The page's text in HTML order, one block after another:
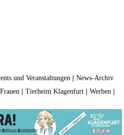
und Veranstaltungen |News-Archiv
Frauen |Tierheim Klagenfurt |Werben |